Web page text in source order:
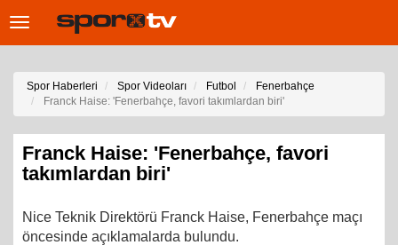
Toggle
Spor Haberleri Spor Videoları Futbol
Fenerbahçe
Franck Haise: 'Fenerbahçe, favori takımlardan biri'
Franck Haise: 'Fenerbahçe, favori
takımlardan biri'
Nice Teknik Direktörü Franck Haise, Fenerbahçe maçı
öncesinde açıklamalarda bulundu.